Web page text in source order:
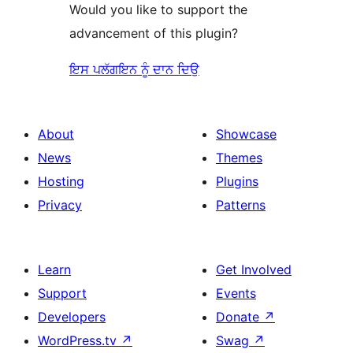
Would you like to support the
advancement of this plugin?
ਇਸ ਪਲੱਗਇਨ ਨੂੰ ਦਾਨ ਦਿਉ
About
News
Hosting
Privacy
Showcase
Themes
Plugins
Patterns
Learn
Support
Developers
WordPress.tv ↗
Get Involved
Events
Donate ↗
Swag ↗